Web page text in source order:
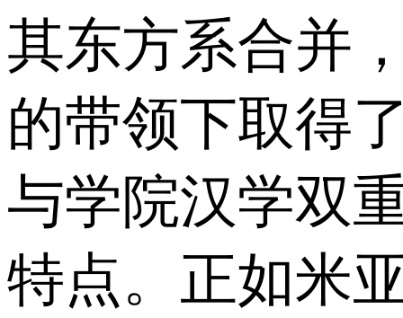
其东方系合并
的带领下取得
与学院汉学双
特点。正如米